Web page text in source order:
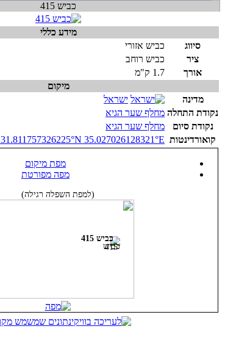
כביש 415
מידע כללי
סיווג
כביש אזורי
ציר
כביש רוחב
אורך
1.7 ק"מ
מיקום
מדינה
ישראל
נקודת התחלה מחלף שער הגיא
נקודת סיום
מחלף שער הגיא
קואורדינטות 31.811757326225°N 35.027026128321°E
מפת מיקום
מפה מפורטת
(למפת השפלה רגילה)
כביש 415